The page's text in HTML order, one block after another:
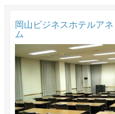
岡山ビジネスホテルア
ム